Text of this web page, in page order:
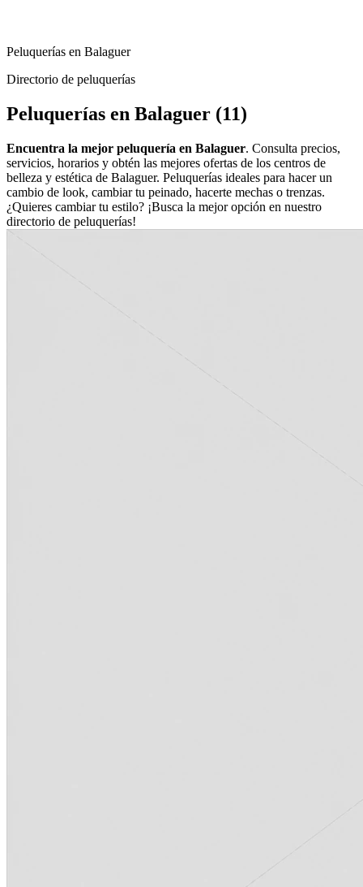
Peluquerías en Balaguer
Directorio de peluquerías
Peluquerías en Balaguer (11)
Encuentra la mejor peluquería en Balaguer. Consulta precios,
servicios, horarios y obtén las mejores ofertas de los centros de
belleza y estética de Balaguer. Peluquerías ideales para hacer un
cambio de look, cambiar tu peinado, hacerte mechas o trenzas.
¿Quieres cambiar tu estilo? ¡Busca la mejor opción en nuestro
directorio de peluquerías!